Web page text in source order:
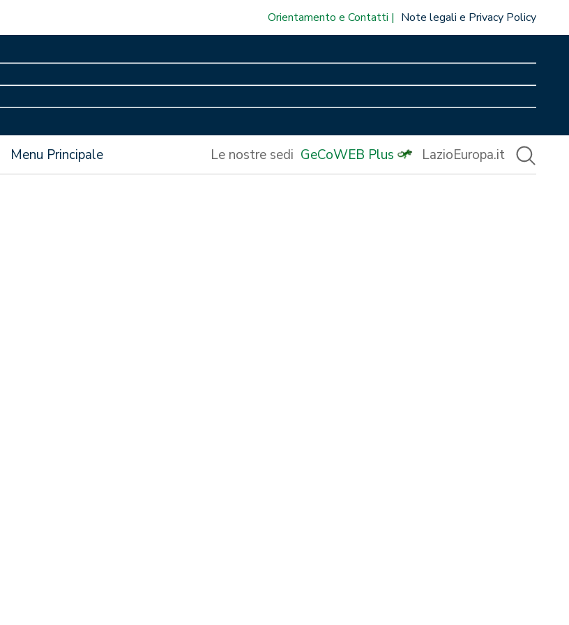
Orientamento e Contatti Note legali e Privacy Policy
Menu Principale Le nostre sedi GeCoWEB Plus LazioEuropa.it